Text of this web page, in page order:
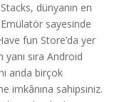
dünyanın en
sayesinde
fun Store’da yer
yanı sıra Android
anda birçok
imkânına sahipsiniz.